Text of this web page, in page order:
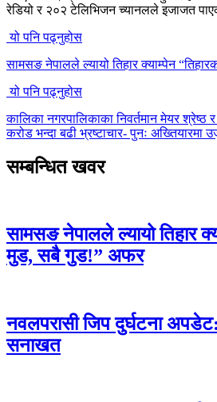
रेडियो र २०२ टेलिभिजन च्यानलले इजाजत
यो पनि पढ्नुहोस
सामसङ नेपालले ल्यायो तिहार क्याम्पेन
यो पनि पढ्नुहोस
कालिका नगरपालिकाका निवर्तमान मेयर श्रेष्ठ
करोड भन्दा बढी भ्रष्टाचार- पुनः अख्तियारमा
सम्बन्धित खवर
सामसङ नेपालले ल्यायो तिहार
मुड, सबै गुड!” अफर
नवलपरासी जिप दुर्घटना
सनाखत